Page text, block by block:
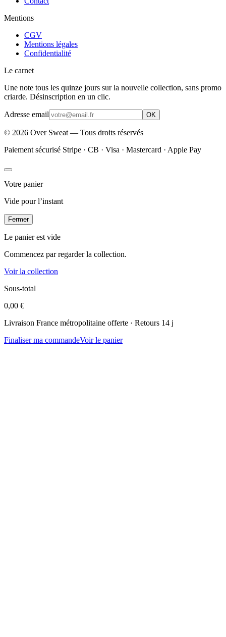
Mentions
CGV
Mentions légales
Confidentialité
Le carnet
Une note tous les quinze jours sur la nouvelle collection, sans promo
criarde. Désinscription en un clic.
Adresse email OK
© 2026 Over Sweat — Tous droits réservés
Paiement sécurisé Stripe · CB · Visa · Mastercard · Apple Pay
Votre panier
Vide pour l’instant
Fermer
Le panier est vide
Commencez par regarder la collection.
Voir la collection
Sous-total
0,00 €
Livraison France métropolitaine offerte · Retours 14 j
Finaliser ma commandeVoir le panier